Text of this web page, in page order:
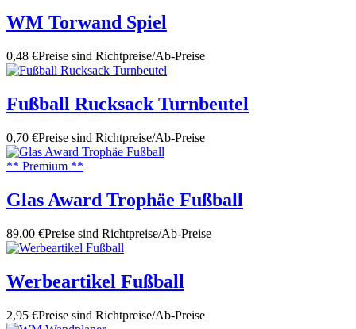
WM Torwand Spiel
0,48 €Preise sind Richtpreise/Ab-Preise
Fußball Rucksack Turnbeutel
0,70 €Preise sind Richtpreise/Ab-Preise
** Premium **
Glas Award Trophäe Fußball
89,00 €Preise sind Richtpreise/Ab-Preise
Werbeartikel Fußball
2,95 €Preise sind Richtpreise/Ab-Preise